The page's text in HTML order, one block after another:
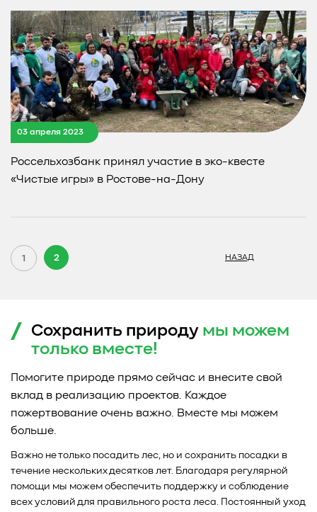
03 апреля 2023
Россельхозбанк принял участие в эко-квесте
«Чистые игры» в Ростове-на-Дону
1 2 НАЗАД
Сохранить природу мы можем
только вместе!
Помогите природе прямо сейчас и внесите свой
вклад в реализацию проектов. Каждое
пожертвование очень важно. Вместе мы можем
больше.
Важно не только посадить лес, но и сохранить посадки в
течение нескольких десятков лет. Благодаря регулярной
помощи мы можем обеспечить поддержку и соблюдение
всех условий для правильного роста леса. Постоянный уход